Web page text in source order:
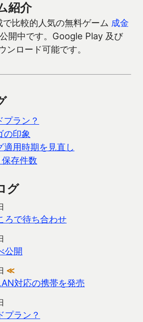
紹介
比較的人気の無料ゲーム 成金
開中です。Google Play 及び
ロード可能です。
プラン？
の印象
適用時期を見直し
存件数
グ
ろで待ち合わせ
公開
≪
対応の携帯を発売
プラン？